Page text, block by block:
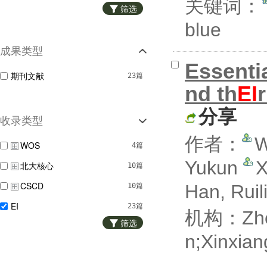
筛选
成果类型
23篇
期刊文献
收录类型
4篇
WOS
10篇
北大核心
10篇
CSCD
23篇
EI
23篇
筛选
关键词：
blue
nd thEI
分享
作者：
Yukun
Han,
机构：